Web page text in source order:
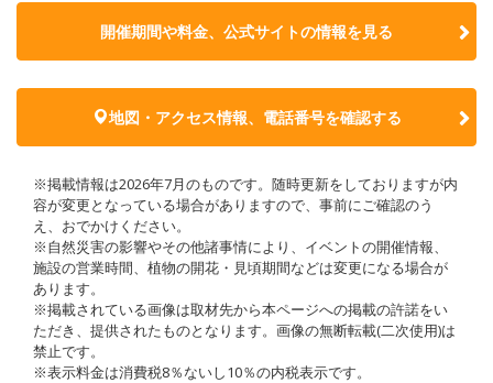
開催期間や料金、公式サイトの情報を見る
地図・アクセス情報、電話番号を確認する
※掲載情報は2026年7月のものです。随時更新をしておりますが内
容が変更となっている場合がありますので、事前にご確認のう
え、おでかけください。
※自然災害の影響やその他諸事情により、イベントの開催情報、
施設の営業時間、植物の開花・見頃期間などは変更になる場合が
あります。
※掲載されている画像は取材先から本ページへの掲載の許諾をい
ただき、提供されたものとなります。画像の無断転載(二次使用)は
禁止です。
※表示料金は消費税8％ないし10％の内税表示です。